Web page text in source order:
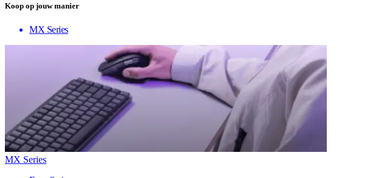
Koop op jouw manier
MX Series
MX Series